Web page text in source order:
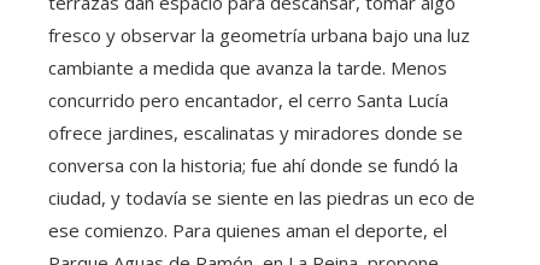
fresco y observar la geometría urbana bajo una luz
cambiante a medida que avanza la tarde. Menos
concurrido pero encantador, el cerro Santa Lucía
ofrece jardines, escalinatas y miradores donde se
conversa con la historia; fue ahí donde se fundó la
ciudad, y todavía se siente en las piedras un eco de
ese comienzo. Para quienes aman el deporte, el